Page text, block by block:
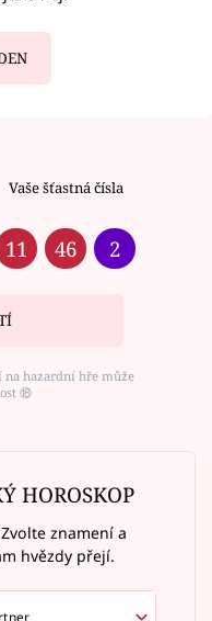
Vaše šťastná čísla
11 46 2
hazardní hře může
⑱
HOROSKOP
znamení a
hvězdy přejí.